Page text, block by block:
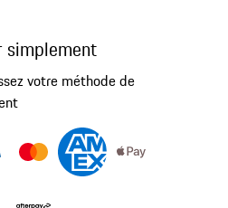
simplement
votre méthode de